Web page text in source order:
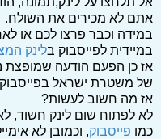
אתם לא מכירים את השולח.
במידה וכבר פרצו לכם או
במיידית לפייסבוק בלינק
אז כן הפעם הודעה שמופצת
של משטרת ישראל
אז מה חשוב לעשות?
לא לפתוח שום לינק חשוד,
כמו פייסבוק, וכמובן לא